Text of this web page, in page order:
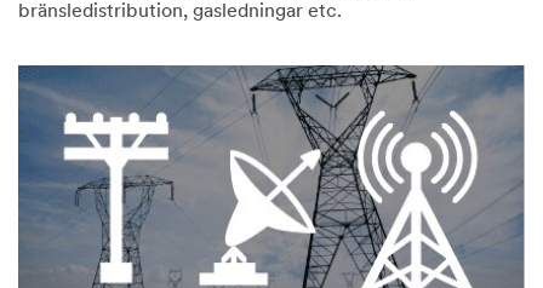
bränsledistribution, gasledningar etc.